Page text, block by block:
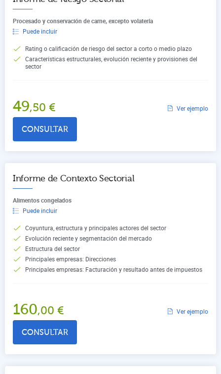
Procesado y conservación de carne, excepto volatería
Puede incluir
Rating o calificación de riesgo del sector a corto o medio plazo
Características estructurales, evolución reciente y provisiones del
sector
49,50 € Ver ejemplo
CONSULTAR
Informe de Contexto Sectorial
Alimentos congelados
Puede incluir
Coyuntura, estructura y principales actores del sector
Evolución reciente y segmentación del mercado
Estructura del sector
Principales empresas: Direcciones
Principales empresas: Facturación y resultado antes de impuestos
160,00 € Ver ejemplo
CONSULTAR